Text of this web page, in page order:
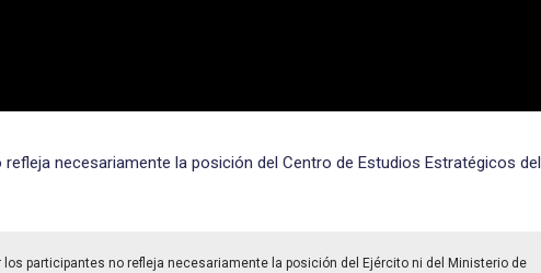
necesariamente la posición del Centro de Estudios Estratégicos del
los participantes no refleja necesariamente la posición del Ejército ni del Ministerio de